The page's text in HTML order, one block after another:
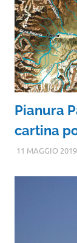
Pianura
cartina
11 MAGGIO 2019